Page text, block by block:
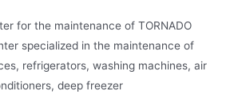
for the maintenance of TORNADO
specialized in the maintenance of
refrigerators, washing machines, air
deep freezer